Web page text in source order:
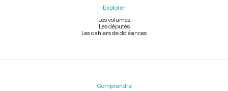
Explorer
Les volumes
Les députés
Les cahiers de doléances
Comprendre